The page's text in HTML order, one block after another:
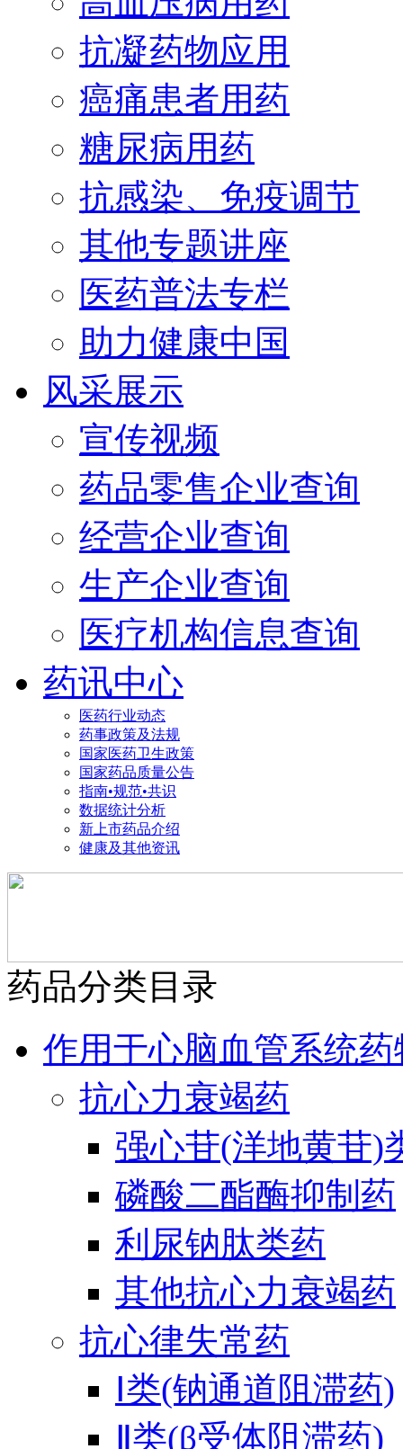
抗凝药物应用
癌痛患者用药
糖尿病用药
抗感染、免疫调节
其他专题讲座
医药普法专栏
助力健康中国
风采展示
宣传视频
药品零售企业查询
经营企业查询
生产企业查询
医疗机构信息查询
药讯中心
医药行业动态
药事政策及法规
国家医药卫生政策
国家药品质量公告
指南•规范•共识
数据统计分析
新上市药品介绍
健康及其他资讯
药品分类目录
作用于心脑血管系统药
抗心力衰竭药
强心苷(洋地黄苷)
磷酸二酯酶抑制药
利尿钠肽类药
其他抗心力衰竭药
抗心律失常药
Ⅰ类(钠通道阻滞药)
Ⅱ类(β受体阻滞药)